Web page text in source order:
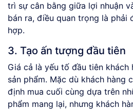
trì sự cân bằng giữa lợi nhuận
bán ra, điều quan trọng là phải
hợp.
3. Tạo ấn tượng đầu tiên
Giá cả là yếu tố đầu tiên khách
sản phẩm. Mặc dù khách hàng
định mua cuối cùng dựa trên
phẩm mang lại, nhưng khách